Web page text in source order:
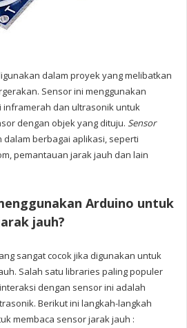
dalam proyek yang melibatkan
Sensor ini menggunakan
inframerah dan ultrasonik untuk
dengan objek yang dituju. Sensor
berbagai aplikasi, seperti
pemantauan jarak jauh dan lain
Arduino untuk
jauh?
sangat cocok jika digunakan untuk
Salah satu libraries paling populer
dengan sensor ini adalah
Berikut ini langkah-langkah
membaca sensor jarak jauh :